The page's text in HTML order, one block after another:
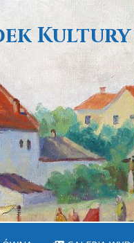
Kultury